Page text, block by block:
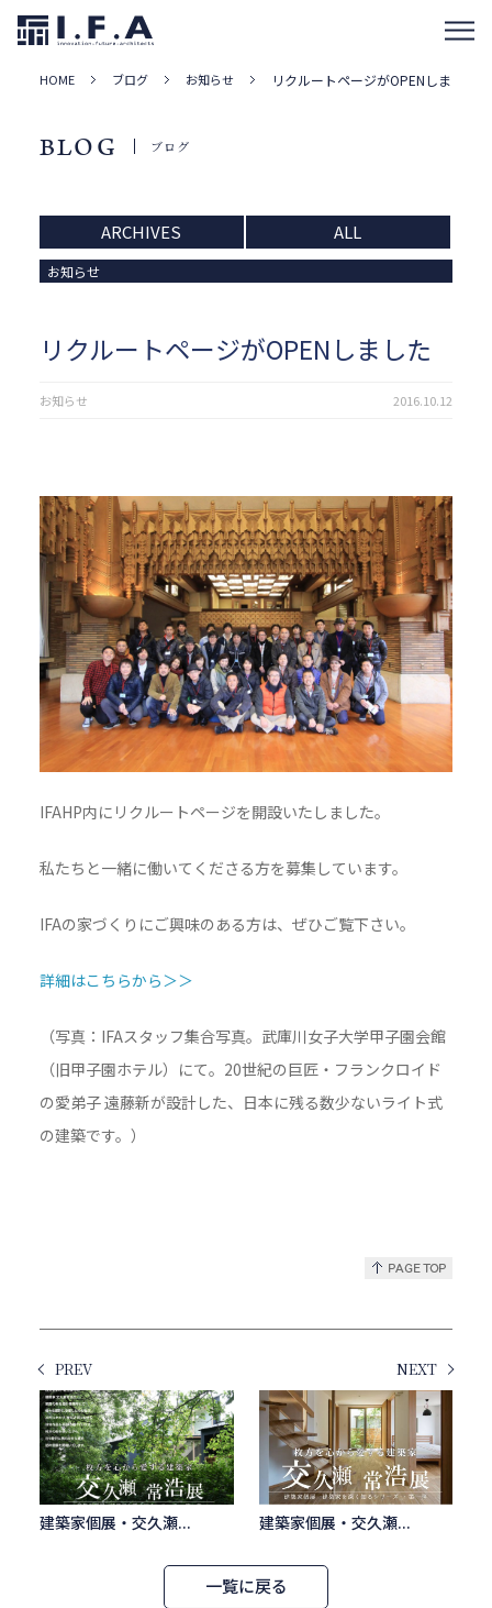
HOME ブログ お知らせ リクルートページがOPENしました
BLOG ブログ
ARCHIVES ALL
お知らせ
リクルートページがOPENしました
お知らせ 2016.10.12
IFAHP内にリクルートページを開設いたしました。
私たちと一緒に働いてくださる方を募集しています。
IFAの家づくりにご興味のある方は、ぜひご覧下さい。
詳細はこちらから＞＞
（写真：IFAスタッフ集合写真。武庫川女子大学甲子園会館
（旧甲子園ホテル）にて。20世紀の巨匠・フランクロイド
の愛弟子 遠藤新が設計した、日本に残る数少ないライト式
の建築です。）
PREV
建築家個展・交久瀬...
NEXT
建築家個展・交久瀬...
一覧に戻る